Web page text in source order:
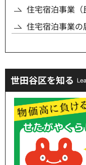
住宅宿泊事業（
住宅宿泊事業の
世田谷区を知る